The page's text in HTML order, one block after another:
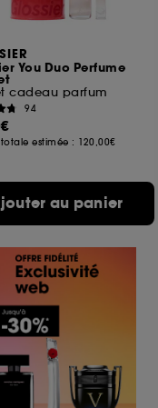
You Duo Perfume
cadeau parfum
94
estimée : 120,00€
au panier